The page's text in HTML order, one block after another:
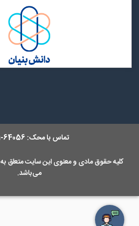
تماس با محک: 64056-021
کلیه حقوق مادی و معنوی این سایت متعلق به
می‌باشد.